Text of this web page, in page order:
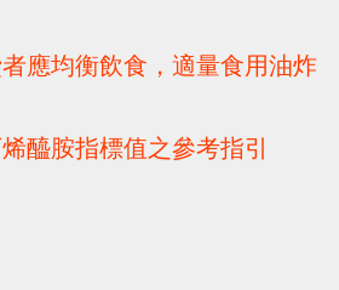
應均衡飲食，適量食用油炸
醯胺指標值之參考指引